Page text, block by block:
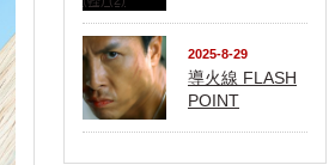
2025-8-29
導火線 FLASH
POINT